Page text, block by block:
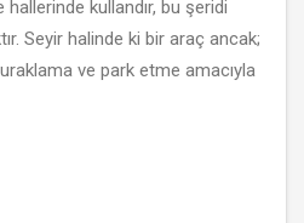
kullandır, bu şeridi
Seyir halinde ki bir araç ancak;
ve park etme amacıyla